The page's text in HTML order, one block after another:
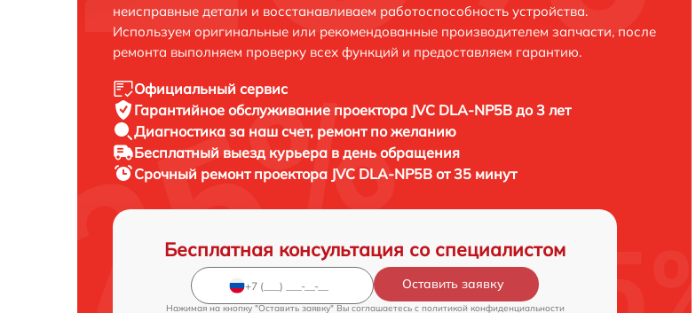
неисправные детали и восстанавливаем работоспособность устройства.
Используем оригинальные или рекомендованные производителем запчасти, после
ремонта выполняем проверку всех функций и предоставляем гарантию.
Официальный сервис
Гарантийное обслуживание проектора JVC DLA-NP5B до 3 лет
Диагностика за наш счет, ремонт по желанию
Бесплатный выезд курьера в день обращения
Срочный ремонт проектора JVC DLA-NP5B от 35 минут
Бесплатная консультация со специалистом
Оставить заявку
Нажимая на кнопку "Оставить заявку" Вы соглашаетесь c политикой конфиденциальности